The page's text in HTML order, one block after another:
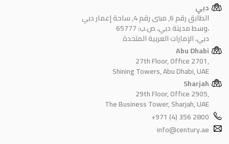
دبي
الطابق رقم 6, مبنى رقم 4, ساحة إعمار دبي
وسط مدينة دبي، ص.ب: 65777،
دبي، الإمارات العربية المتحدة
Abu Dhabi
27th Floor, Office 2701,
Shining Towers, Abu Dhabi, UAE
Sharjah
29th Floor, Office 2905,
The Business Tower, Sharjah, UAE
+971 (4) 356 2800
info@century.ae